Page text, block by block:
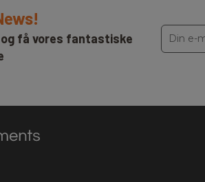
få vores fantastiske